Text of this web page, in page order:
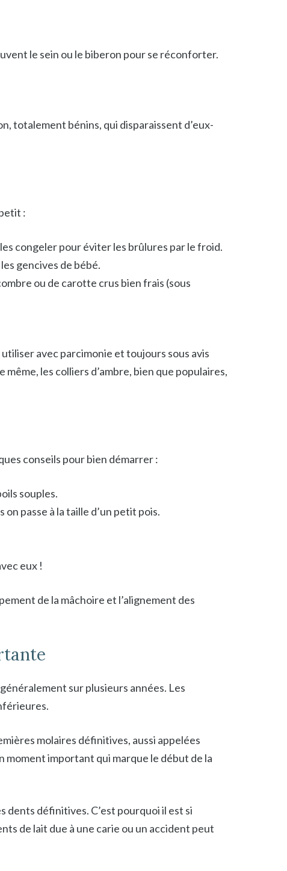
le sein ou le biberon pour se réconforter.
totalement bénins, qui disparaissent d’eux-
:
congeler pour éviter les brûlures par le froid.
gencives de bébé.
ou de carotte crus bien frais (sous
avec parcimonie et toujours sous avis
les colliers d’ambre, bien que populaires,
conseils pour bien démarrer :
souples.
passe à la taille d’un petit pois.
eux !
de la mâchoire et l’alignement des
sur plusieurs années. Les
molaires définitives, aussi appelées
moment important qui marque le début de la
dents définitives. C’est pourquoi il est si
de lait due à une carie ou un accident peut